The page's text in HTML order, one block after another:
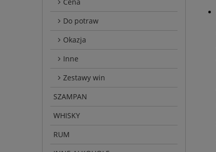
Do potraw
Okazja
Inne
Zestawy win
SZAMPAN
WHISKY
RUM